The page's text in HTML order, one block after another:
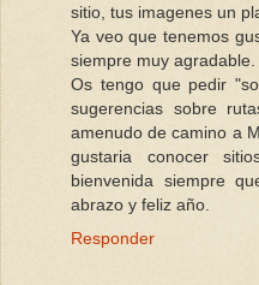
sitio, tus imagenes un
Ya veo que tenemos
siempre muy agradable.
Os tengo que pedir
sugerencias sobre
amenudo de camino a
gustaria conocer
bienvenida siempre
abrazo y feliz año.
Responder